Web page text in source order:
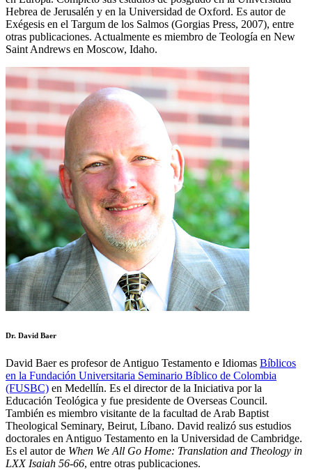
Hebrea de Jerusalén y en la Universidad de Oxford. Es autor de
Exégesis en el Targum de los Salmos (Gorgias Press, 2007), entre
otras publicaciones. Actualmente es miembro de Teología en New
Saint Andrews en Moscow, Idaho.
Dr. David Baer
David Baer es profesor de Antiguo Testamento e Idiomas Bíblicos
en la Fundación Universitaria Seminario Bíblico de Colombia
(FUSBC) en Medellín. Es el director de la Iniciativa por la
Educación Teológica y fue presidente de Overseas Council.
También es miembro visitante de la facultad de Arab Baptist
Theological Seminary, Beirut, Líbano. David realizó sus estudios
doctorales en Antiguo Testamento en la Universidad de Cambridge.
Es el autor de When We All Go Home: Translation and Theology in
LXX Isaiah 56-66, entre otras publicaciones.